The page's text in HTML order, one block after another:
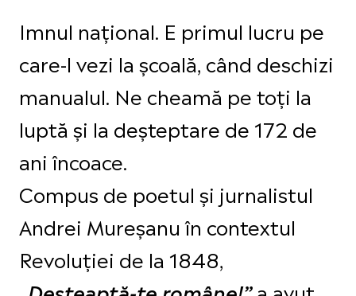
Imnul național. E primul lucru pe
care-l vezi la școală, când deschizi
manualul. Ne cheamă pe toți la
luptă și la deșteptare de 172 de
ani încoace.
Compus de poetul și jurnalistul
Andrei Mureșanu în contextul
Revoluției de la 1848,